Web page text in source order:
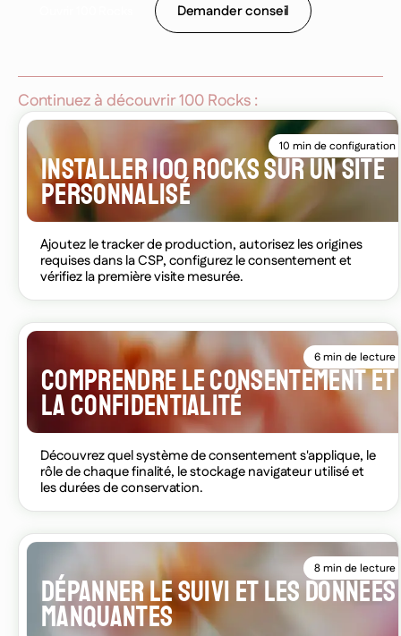
Demander conseil
Continuez à découvrir 100 Rocks :
10 min de configuration
INSTALLER 100 ROCKS SUR UN SITE
PERSONNALISÉ
Ajoutez le tracker de production, autorisez les origines
requises dans la CSP, configurez le consentement et
vérifiez la première visite mesurée.
6 min de lecture
COMPRENDRE LE CONSENTEMENT ET
LA CONFIDENTIALITÉ
Découvrez quel système de consentement s'applique, le
rôle de chaque finalité, le stockage navigateur utilisé et
les durées de conservation.
8 min de lecture
DÉPANNER LE SUIVI ET LES DONNÉES
MANQUANTES